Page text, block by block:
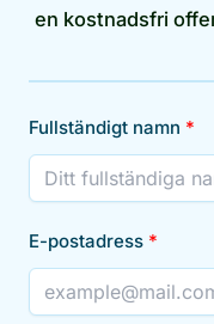
en kostnadsfri
Fullständigt namn
E-postadress